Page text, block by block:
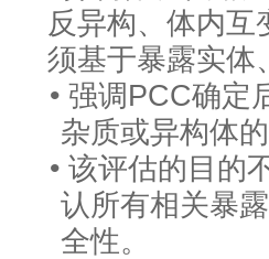
反异构、体内
须基于暴露实体
• 强调PCC确定
杂质或异构体
• 该评估的目的
认所有相关暴
全性。